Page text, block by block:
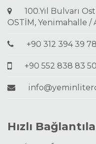
100.Yıl Bulvarı
OSTİM, Yenimahalle /
+90 312 394 39 78
+90 552 838 83 50
Hızlı